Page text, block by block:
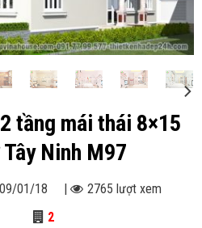
tầng mái thái 8×15
Ninh M97
01/18 |
2765 lượt xem
2